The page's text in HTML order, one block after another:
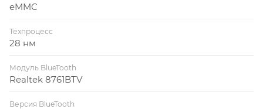
eMMC
Техпроцесс
28 нм
Модуль BlueTooth
Realtek 8761BTV
Версия BlueTooth